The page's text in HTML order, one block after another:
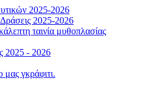
2025-2026
2025-2026
ταινία μυθοπλασίας
2025 - 2026
μας γκράφιτι.